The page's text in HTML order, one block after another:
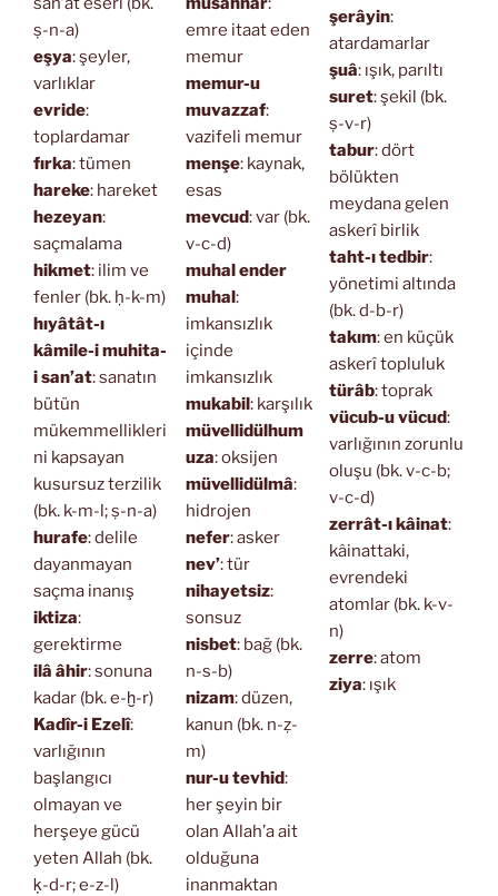
ṣ-n-a)
eşya: şeyler,
varlıklar
evride:
toplardamar
fırka: tümen
hareke: hareket
hezeyan:
saçmalama
hikmet: ilim ve
fenler (bk. ḥ-k-m)
hıyâtât-ı
kâmile-i muhita-
i san’at: sanatın
bütün
mükemmellikleri
ni kapsayan
kusursuz terzilik
(bk. k-m-l; ṣ-n-a)
hurafe: delile
dayanmayan
saçma inanış
iktiza:
gerektirme
ilâ âhir: sonuna
kadar (bk. e-ḫ-r)
Kadîr-i Ezelî:
varlığının
başlangıcı
olmayan ve
herşeye gücü
yeten Allah (bk.
ḳ-d-r; e-z-l)
emre itaat eden
memur
memur-u
muvazzaf:
vazifeli memur
menşe: kaynak,
esas
mevcud: var (bk.
v-c-d)
muhal ender
muhal:
imkansızlık
içinde
imkansızlık
mukabil: karşılık
müvellidülhum
uza: oksijen
müvellidülmâ:
hidrojen
nefer: asker
nev’: tür
nihayetsiz:
sonsuz
nisbet: bağ (bk.
n-s-b)
nizam: düzen,
kanun (bk. n-ẓ-
m)
nur-u tevhid:
her şeyin bir
olan Allah’a ait
olduğuna
inanmaktan
şerâyin:
atardamarlar
şuâ: ışık, parıltı
suret: şekil (bk.
ṣ-v-r)
tabur: dört
bölükten
meydana gelen
askerî birlik
taht-ı tedbir:
yönetimi altında
(bk. d-b-r)
takım: en küçük
askerî topluluk
türâb: toprak
vücub-u vücud:
varlığının zorunlu
oluşu (bk. v-c-b;
v-c-d)
zerrât-ı kâinat:
kâinattaki,
evrendeki
atomlar (bk. k-v-
n)
zerre: atom
ziya: ışık